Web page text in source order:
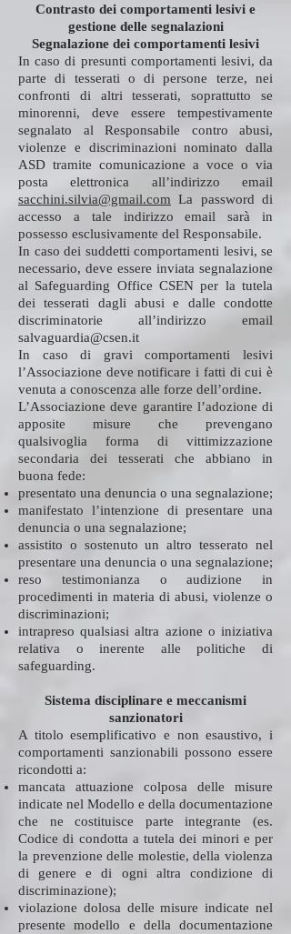
Contrasto dei comportamenti lesivi e
gestione delle segnalazioni
Segnalazione dei comportamenti lesivi
In caso di presunti comportamenti lesivi, da
parte di tesserati o di persone terze, nei
confronti di altri tesserati, soprattutto se
minorenni, deve essere tempestivamente
segnalato al Responsabile contro abusi,
violenze e discriminazioni nominato dalla
ASD tramite comunicazione a voce o via
posta elettronica all’indirizzo email
sacchini.silvia@gmail.com La password di
accesso a tale indirizzo email sarà in
possesso esclusivamente del Responsabile.
In caso dei suddetti comportamenti lesivi, se
necessario, deve essere inviata segnalazione
al Safeguarding Office CSEN per la tutela
dei tesserati dagli abusi e dalle condotte
discriminatorie all’indirizzo email
salvaguardia@csen.it
In caso di gravi comportamenti lesivi
l’Associazione deve notificare i fatti di cui è
venuta a conoscenza alle forze dell’ordine.
L’Associazione deve garantire l’adozione di
apposite misure che prevengano
qualsivoglia forma di vittimizzazione
secondaria dei tesserati che abbiano in
buona fede:
presentato una denuncia o una segnalazione;
manifestato l’intenzione di presentare una
denuncia o una segnalazione;
assistito o sostenuto un altro tesserato nel
presentare una denuncia o una segnalazione;
reso testimonianza o audizione in
procedimenti in materia di abusi, violenze o
discriminazioni;
intrapreso qualsiasi altra azione o iniziativa
relativa o inerente alle politiche di
safeguarding.
Sistema disciplinare e meccanismi
sanzionatori
A titolo esemplificativo e non esaustivo, i
comportamenti sanzionabili possono essere
ricondotti a:
mancata attuazione colposa delle misure
indicate nel Modello e della documentazione
che ne costituisce parte integrante (es.
Codice di condotta a tutela dei minori e per
la prevenzione delle molestie, della violenza
di genere e di ogni altra condizione di
discriminazione);
violazione dolosa delle misure indicate nel
presente modello e della documentazione